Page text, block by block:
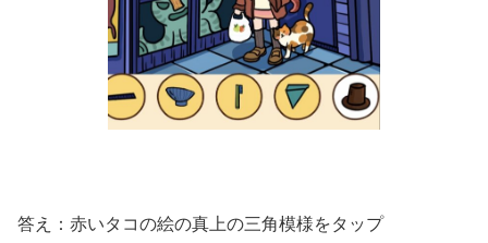
答え：赤いタコの絵の真上の三角模様をタップ